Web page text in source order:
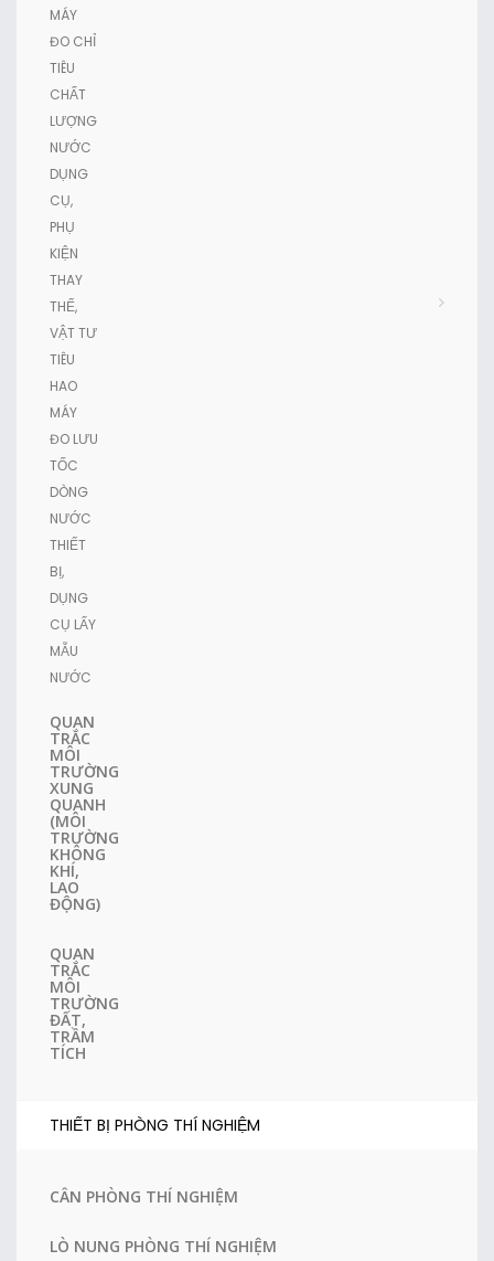
MÁY
ĐO CHỈ
TIÊU
CHẤT
LƯỢNG
NƯỚC
DỤNG
CỤ,
PHỤ
KIỆN
THAY
THẾ,
VẬT TƯ
TIÊU
HAO
MÁY
ĐO LƯU
TỐC
DÒNG
NƯỚC
THIẾT
BỊ,
DỤNG
CỤ LẤY
MẪU
NƯỚC
QUAN
TRẮC
MÔI
TRƯỜNG
XUNG
QUANH
(MÔI
TRƯỜNG
KHÔNG
KHÍ,
LAO
ĐỘNG)
QUAN
TRẮC
MÔI
TRƯỜNG
ĐẤT,
TRẦM
TÍCH
THIẾT BỊ PHÒNG THÍ NGHIỆM
CÂN PHÒNG THÍ NGHIỆM
LÒ NUNG PHÒNG THÍ NGHIỆM